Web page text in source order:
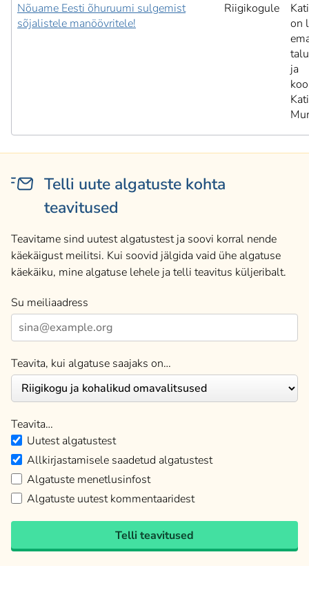
Nõuame Eesti õhuruumi sulgemist
sõjalistele manöövritele!
Riigikogule
on
ja
Telli uute algatuste kohta
teavitused
Teavitame sind uutest algatustest ja soovi korral nende
käekäigust meilitsi. Kui soovid jälgida vaid ühe algatuse
käekäiku, mine algatuse lehele ja telli teavitus küljeribalt.
Su meiliaadress
Teavita, kui algatuse saajaks on…
Teavita…
Uutest algatustest
Allkirjastamisele saadetud algatustest
Algatuste menetlusinfost
Algatuste uutest kommentaaridest
Telli teavitused